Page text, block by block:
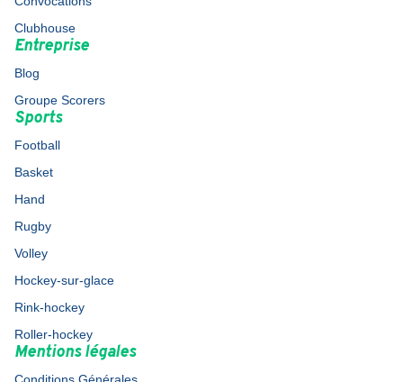
Clubhouse
Entreprise
Blog
Groupe Scorers
Sports
Football
Basket
Hand
Rugby
Volley
Hockey-sur-glace
Rink-hockey
Roller-hockey
Mentions légales